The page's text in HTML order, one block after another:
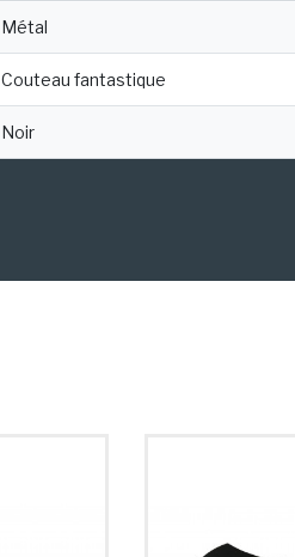
Métal
Couteau fantastique
Noir